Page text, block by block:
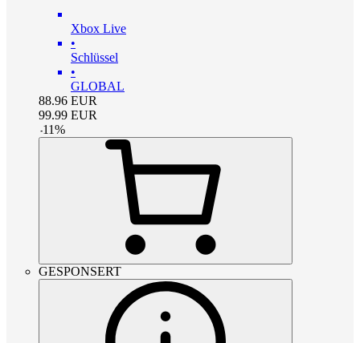
Xbox Live
•
Schlüssel
•
GLOBAL
88.96 EUR
99.99 EUR
-11%
GESPONSERT